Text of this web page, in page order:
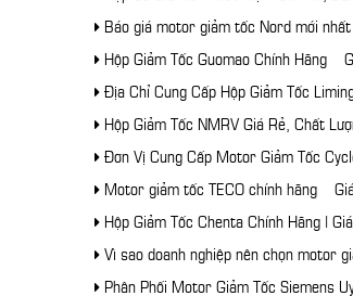
Báo giá motor giảm tốc Nord mới nhất
Hộp Giảm Tốc Guomao Chính Hãng –
Địa Chỉ Cung Cấp Hộp Giảm Tốc
Hộp Giảm Tốc NMRV Giá Rẻ, Chất
Đơn Vị Cung Cấp Motor Giảm Tốc
Motor giảm tốc TECO chính hãng –
Hộp Giảm Tốc Chenta Chính Hãng |
Vì sao doanh nghiệp nên chọn motor
Phân Phối Motor Giảm Tốc Siemens